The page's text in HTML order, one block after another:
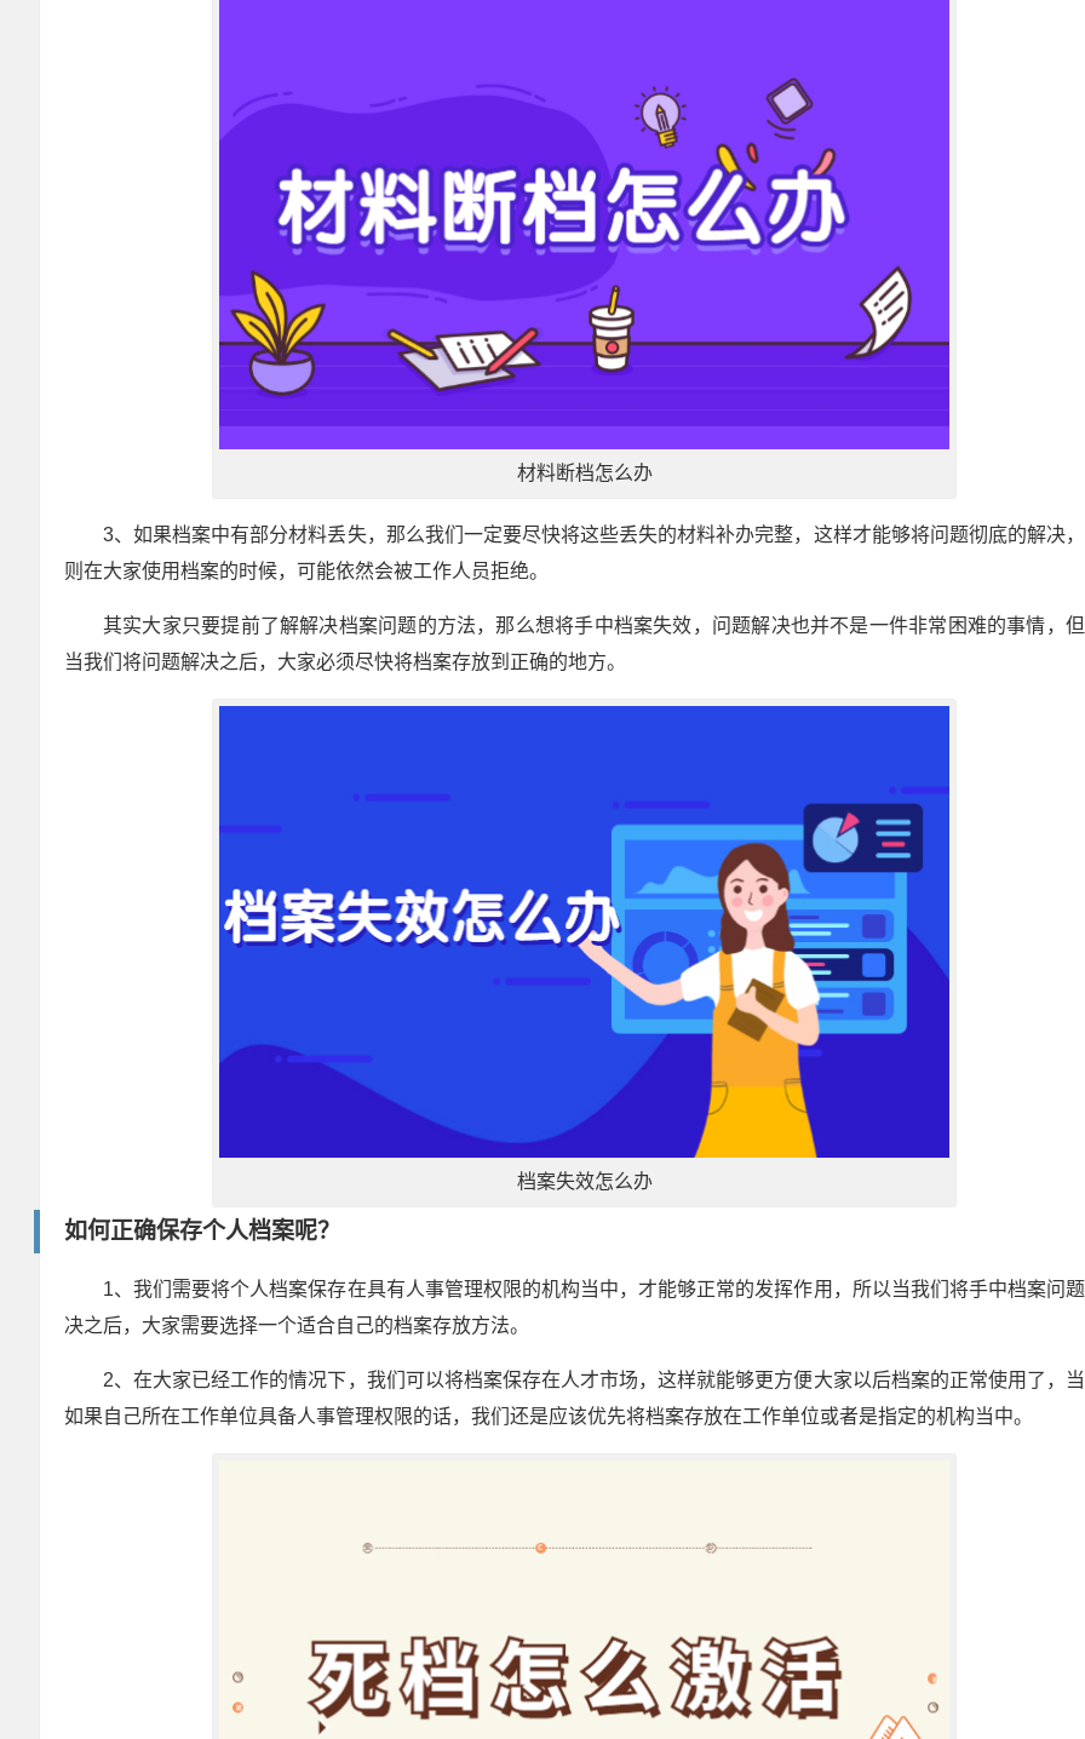
材料断档怎么办
3、如果档案中有部分材料丢失，那么我们一定要尽快将这些丢失的材料补办完整，这样才能够将问题彻底的解决
则在大家使用档案的时候，可能依然会被工作人员拒绝。
其实大家只要提前了解解决档案问题的方法，那么想将手中档案失效，问题解决也并不是一件非常困难的事情，
当我们将问题解决之后，大家必须尽快将档案存放到正确的地方。
档案失效怎么办
如何正确保存个人档案呢？
1、我们需要将个人档案保存在具有人事管理权限的机构当中，才能够正常的发挥作用，所以当我们将手中档案问
决之后，大家需要选择一个适合自己的档案存放方法。
2、在大家已经工作的情况下，我们可以将档案保存在人才市场，这样就能够更方便大家以后档案的正常使用了，
如果自己所在工作单位具备人事管理权限的话，我们还是应该优先将档案存放在工作单位或者是指定的机构当中。